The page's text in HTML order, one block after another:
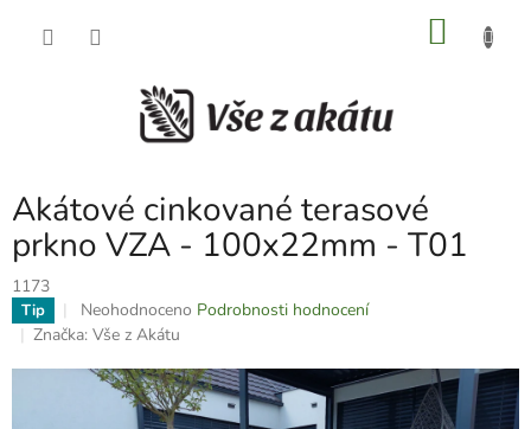
Akátové cinkované terasové
prkno VZA - 100x22mm - T01
1173
Tip
Průměrné
hodnocení
je
Neohodnoceno Podrobnosti hodnocení
Značka: Vše z Akátu